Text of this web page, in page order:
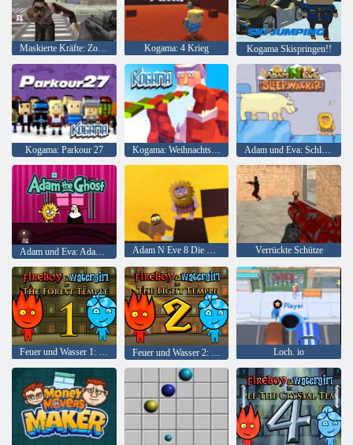
Maskierte Kräfte: Zombie-Überleben Kogama: 4 Krieg Kogama Skispringen!!
Kogama: Parkour 27 Kogama: Weihnachtsparkour Adam und Eva: Schlafwandler
Adam N Eve 8 Die Liebesquest Verrückte Schütze
Feuer und Wasser 1: Waldtempel Feuer und Wasser 2: Lichttempel Loch. io